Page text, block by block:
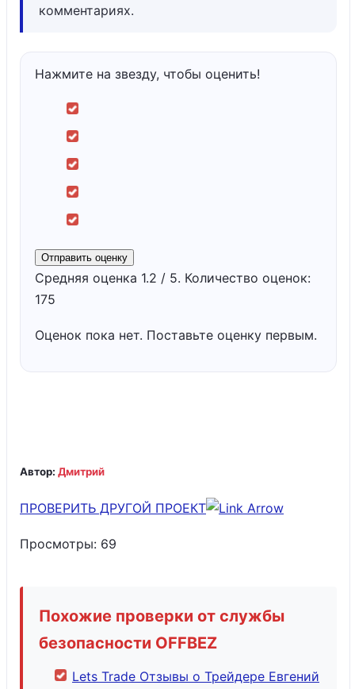
комментариях.
Нажмите на звезду, чтобы оценить!
Отправить оценку
Средняя оценка 1.2 / 5. Количество оценок:
175
Оценок пока нет. Поставьте оценку первым.
Автор: Дмитрий
ПРОВЕРИТЬ ДРУГОЙ ПРОЕКТ
Просмотры: 69
Похожие проверки от службы
безопасности OFFBEZ
Lets Trade Отзывы о Трейдере Евгений